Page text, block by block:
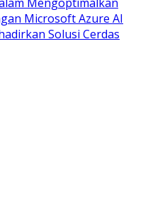
Microsoft Azure AI
Solusi Cerdas